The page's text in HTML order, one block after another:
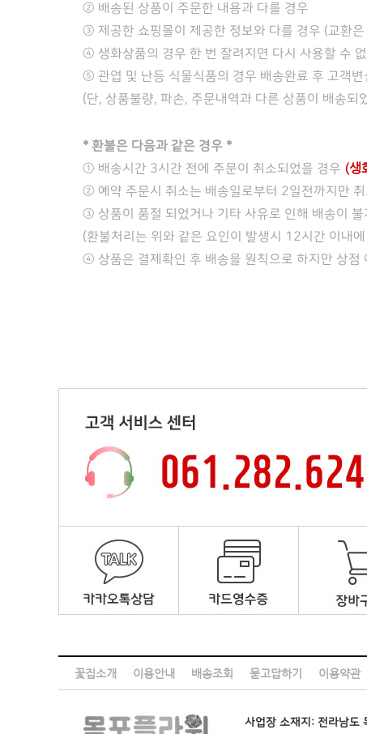
② 배송된 상품이 주문한 내용과 다를 경우
③ 제공한 쇼핑몰이 제공한 정보와 다를 경우 (교환
④ 생화상품의 경우 한 번 잘려지면 다시 사용할 수
⑤ 관엽 및 난등 식물식품의 경우 배송완료 후 고객
(단, 상품불량, 파손, 주문내역과 다른 상품이 배송되
* 환불은 다음과 같은 경우 *
① 배송시간 3시간 전에 주문이 취소되었을 경우 (생
② 예약 주문시 취소는 배송일로부터 2일전까지만 취
③ 상품이 품절 되었거나 기타 사유로 인해 배송이 불
(환불처리는 위와 같은 요인이 발생시 12시간 이내
④ 상품은 결제확인 후 배송을 원칙으로 하지만 상점
꽃집소개 이용안내 배송조회 묻고답하기 이용약관
사업장 소재지: 전라남도